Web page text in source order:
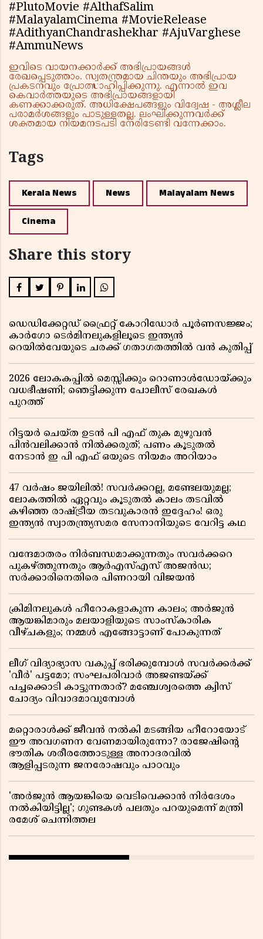
#PlutoMovie #AlthafSalim
#MalayalamCinema #MovieRelease
#AdithyanChandrashekhar #AjuVarghese
#AmmuNews
ഇവിടെ വായനക്കാർക്ക് അഭിപ്രായങ്ങൾ
രേഖപ്പെടുത്താം. സ്വതന്ത്രമായ ചിന്തയും അഭിപ്രായ
പ്രകടനവും പ്രോത്സാഹിപ്പിക്കുന്നു. എന്നാൽ ഇവ
കെവാർത്തയുടെ അഭിപ്രായങ്ങളായി
കണക്കാക്കരുത്. അധിക്ഷേപങ്ങളും വിദ്വേഷ - അശ്ലീല
പരാമർശങ്ങളും പാടുള്ളതല്ല. ലംഘിക്കുന്നവർക്ക്
ശക്തമായ നിയമനടപടി നേരിടേണ്ടി വന്നേക്കാം.
Tags
Kerala News News Malayalam News
Cinema
Share this story
ഡെഡിക്കേറ്റഡ് ഫ്രൈറ്റ് കോറിഡോർ പൂർണസജ്ജം;
കാർഗോ ടെർമിനലുകളിലൂടെ ഇന്ത്യൻ
റെയിൽവേയുടെ ചരക്ക് ഗതാഗതത്തിൽ വൻ കുതിപ്പ്
2026 ലോകകപ്പിൽ മെസ്സിക്കും റൊണാൾഡോയ്ക്കും
വധഭീഷണി; ഞെട്ടിക്കുന്ന പോലീസ് രേഖകൾ
പുറത്ത്
റിട്ടയർ ചെയ്ത ഉടൻ പി എഫ് തുക മുഴുവൻ
പിൻവലിക്കാൻ നിൽക്കരുത്; പണം കൂടുതൽ
നേടാൻ ഇ പി എഫ് ഒയുടെ നിയമം അറിയാം
47 വർഷം ജയിലിൽ! സവർക്കറല്ല, മണ്ടേലയുമല്ല;
ലോകത്തിൽ ഏറ്റവും കൂടുതൽ കാലം തടവിൽ
കഴിഞ്ഞ രാഷ്ട്രീയ തടവുകാരൻ ഇദ്ദേഹം! ഒരു
ഇന്ത്യൻ സ്വാതന്ത്ര്യസമര സേനാനിയുടെ വേറിട്ട കഥ
വന്ദേമാതരം നിർബന്ധമാക്കുന്നതും സവർക്കറെ
പുകഴ്ത്തുന്നതും ആർഎസ്എസ് അജൻഡ;
സർക്കാരിനെതിരെ പിണറായി വിജയൻ
ക്രിമിനലുകൾ ഹീറോകളാകുന്ന കാലം; അർജുൻ
ആയങ്കിമാരും മലയാളിയുടെ സാംസ്കാരിക
വീഴ്ചകളും; നമ്മൾ എങ്ങോട്ടാണ് പോകുന്നത്
ലീഗ് വിദ്യാഭ്യാസ വകുപ്പ് ഭരിക്കുമ്പോൾ സവർക്കർക്ക്
'വീർ' പട്ടമോ; സംഘപരിവാർ അജണ്ടയ്ക്ക്
പച്ചക്കൊടി കാട്ടുന്നതാര്? മഞ്ചേശ്വരത്തെ ക്വിസ്
ചോദ്യം വിവാദമാവുമ്പോൾ
മറ്റൊരാൾക്ക് ജീവൻ നൽകി മടങ്ങിയ ഹീറോയോട്
ഈ അവഗണന വേണമായിരുന്നോ? രാജേഷിൻ്റെ
ഭൗതിക ശരീരത്തോടുള്ള അനാദരവിൽ
ആളിപ്പടരുന്ന ജനരോഷവും പാഠവും
'അർജുൻ ആയങ്കിയെ വെടിവെക്കാൻ നിർദേശം
നൽകിയിട്ടില്ല'; ഗുണ്ടകൾ പലതും പറയുമെന്ന് മന്ത്രി
രമേശ് ചെന്നിത്തല